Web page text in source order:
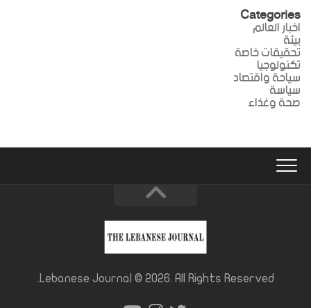
Categories
اخبار العالم
بيئة
تحقيقات خاصة
تكنولوجيا
سياحة واقتصاد
سياسة
صحة وغذاء
Lebanese Journal © 2026. All Rights Reserved.